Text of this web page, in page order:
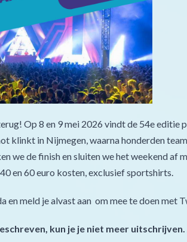
Op 8 en 9 mei 2026 vindt de 54e editie
klinkt in Nijmegen, waarna honderden
we de finish en sluiten we het weekend af
en 60 euro kosten, exclusief sportshirts.
en meld je alvast aan om mee te doen met
kun je je niet meer uitschrijven.